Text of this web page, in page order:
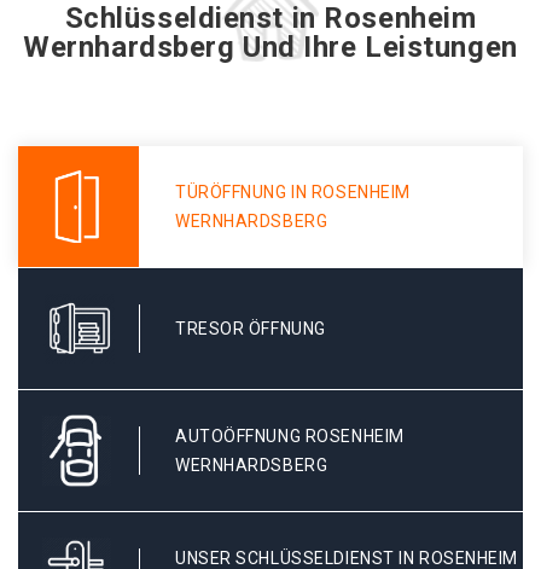
Schlüsseldienst in Rosenheim
Wernhardsberg Und Ihre Leistungen
TÜRÖFFNUNG IN ROSENHEIM
WERNHARDSBERG
TRESOR ÖFFNUNG
AUTOÖFFNUNG ROSENHEIM
WERNHARDSBERG
UNSER SCHLÜSSELDIENST IN ROSENHEIM